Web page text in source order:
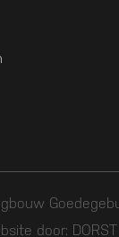
door: DORST